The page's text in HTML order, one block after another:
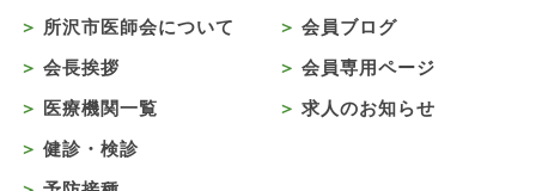
所沢市医師会について
会長挨拶
医療機関一覧
健診・検診
会員ブログ
会員専用ページ
求人のお知らせ